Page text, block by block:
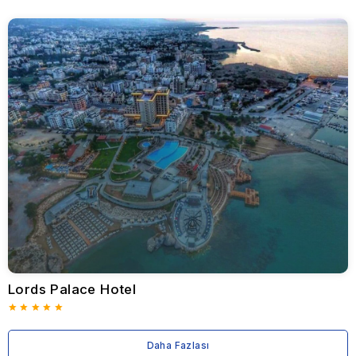
kültürel mirasıyla ünlüdür. Kuzey Kıbrıs'taki tatil köyleri lüks,
rahatlama ve maceranın mükemmel dengesini sunarak hem
ailelere, hem çiftlere hem de yalnız seyahat edenlere hitap
etmektedir. İster sakin bir kaçamak ister hareketli bir deniz
kenarı kaçamağı arıyor olun,Booking2CyprusKuzey Kıbrıs'taki
en iyi tatil köylerine erişim sunarak unutulmaz bir tatil deneyimi
yaşamanızı sağlar.
Neden Kuzey Kıbrıs'ta Bir Tatil Köyü Seçmelisiniz?
Kuzey Kıbrıs'taki tatil köyleri, konaklamanızı mümkün olduğunca
konforlu ve keyifli hale getirmek için tasarlanmış benzersiz
misafirperverlik ve birinci sınıf olanaklar sunar. Birçok tatil köyü,
doğrudan plaj erişimi ve muhteşem deniz manzarası sağlayan
sahil şeridi boyunca yer almaktadır. Konuklar gurme yemekler,
birinci sınıf spalar ve eğlence programları gibi her şey dahil
olanakların keyfini çıkarabilir. Aile dostu tatil köylerinde çocuk
kulüpleri, özel aile havuzları ve çocuk dostu aktiviteler her yaş
için eğlence sağlar. Çiftler ve balayı çiftleri unutulmaz bir kaçış
şımartabilirler. Tatil köyleri genellikle su sporları ve fitness
derslerinden kültürel geziler ve doğa maceralarına kadar bir dizi
Kuzey Kıbrıs'taki En İyi Tatil Köyleri
Lords Palace Hotel
Daha Fazlası